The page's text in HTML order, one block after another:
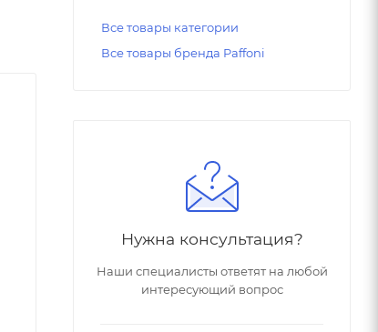
Все товары категории
Все товары бренда Paffoni
Нужна консультация?
Наши специалисты ответят на любой
интересующий вопрос